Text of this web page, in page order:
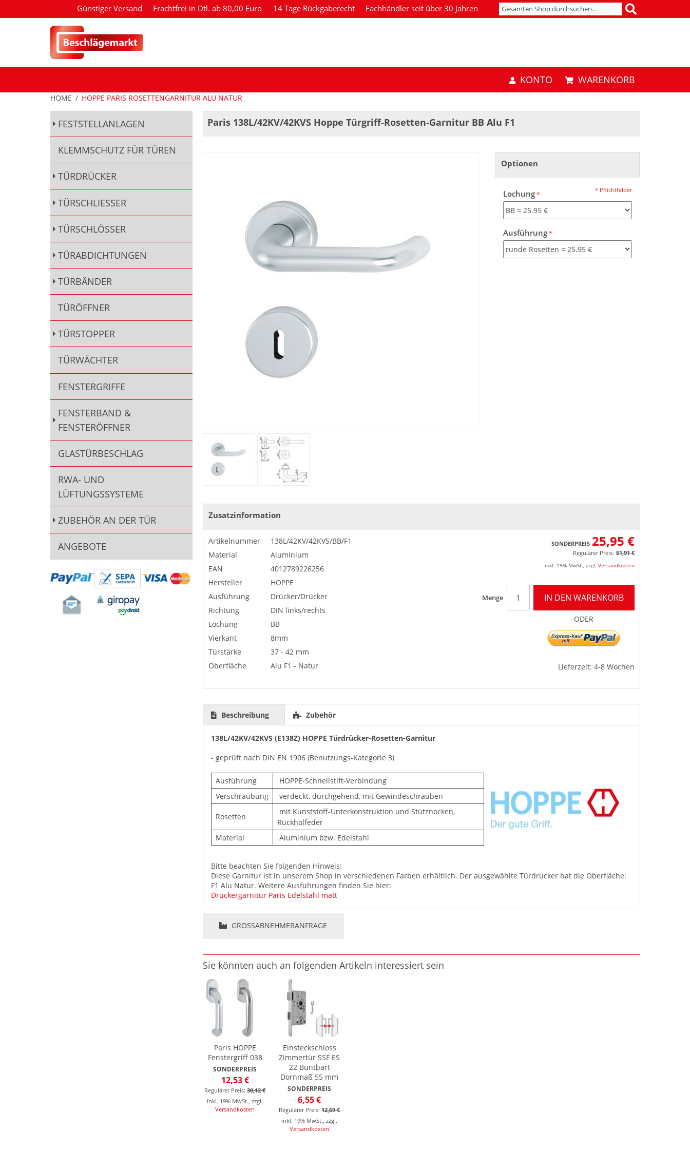
Günstiger Versand Frachtfrei in Dtl. ab 80,00 Euro 14 Tage Rückgaberecht Fachhändler seit über 30 Jahren
KONTO WARENKORB
HOME / HOPPE PARIS ROSETTENGARNITUR ALU NATUR
Paris 138L/42KV/42KVS Hoppe Türgriff-Rosetten-Garnitur BB Alu F1
Optionen
Lochung
Ausführung
* Pflichtfelder
Zusatzinformation
Artikelnummer
138L/42KV/42KVS/BB/F1
Material
Aluminium
EAN
4012789226256
Hersteller
HOPPE
Ausführung
Drücker/Drücker
Richtung
DIN links/rechts
Lochung
BB
Vierkant
8mm
Türstärke
37 - 42 mm
Oberfläche
Alu F1 - Natur
SONDERPREIS 25,95 €
Regulärer Preis: 51,91 €
inkl. 19% MwSt. zzgl. Versandkosten
Menge IN DEN WARENKORB
-ODER-
Lieferzeit: 4-8 Wochen
Beschreibung Zubehör
138L/42KV/42KVS (E138Z) HOPPE Türdrücker-Rosetten-Garnitur
- geprüft nach DIN EN 1906 (Benutzungs-Kategorie 3)
Ausführung
HOPPE-Schnellstift-Verbindung
Verschraubung
verdeckt, durchgehend, mit Gewindeschrauben
Rosetten
mit Kunststoff-Unterkonstruktion und Stütznocken,
Rückholfeder
Material
Aluminium bzw. Edelstahl
Bitte beachten Sie folgenden Hinweis:
Diese Garnitur ist in unserem Shop in verschiedenen Farben erhältlich. Der ausgewählte Türdrücker hat die Oberfläche:
F1 Alu Natur. Weitere Ausführungen finden Sie hier:
Drückergarnitur Paris Edelstahl matt
GROSSABNEHMERANFRAGE
Sie könnten auch an folgenden Artikeln interessiert sein
Paris HOPPE
Fenstergriff 038
SONDERPREIS
12,53 €
Regulärer Preis: 30,12 €
inkl. 19% MwSt. ,zzgl.
Versandkosten
Einsteckschloss
Zimmertür SSF ES
22 Buntbart
Dornmaß 55 mm
SONDERPREIS
6,55 €
Regulärer Preis: 12,69 €
inkl. 19% MwSt. ,zzgl.
Versandkosten
FESTSTELLANLAGEN
KLEMMSCHUTZ FÜR TÜREN
TÜRDRÜCKER
TÜRSCHLIESSER
TÜRSCHLÖSSER
TÜRABDICHTUNGEN
TÜRBÄNDER
TÜRÖFFNER
TÜRSTOPPER
TÜRWÄCHTER
FENSTERGRIFFE
FENSTERBAND &
FENSTERÖFFNER
GLASTÜRBESCHLAG
RWA- UND
LÜFTUNGSSYSTEME
ZUBEHÖR AN DER TÜR
ANGEBOTE